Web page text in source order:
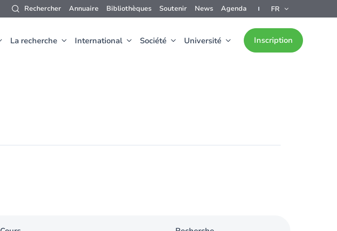
Rechercher Annuaire Bibliothèques Soutenir News Agenda FR
La recherche International Société Université Inscription